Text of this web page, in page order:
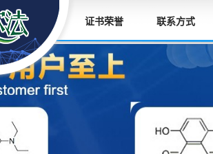
证书荣誉 联系方式